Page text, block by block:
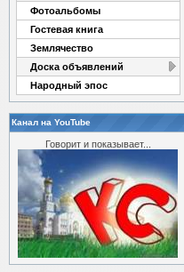
Фотоальбомы
Гостевая книга
Землячество
Доска объявлений
Народный эпос
Канал на YouTube
Говорит и показывает...